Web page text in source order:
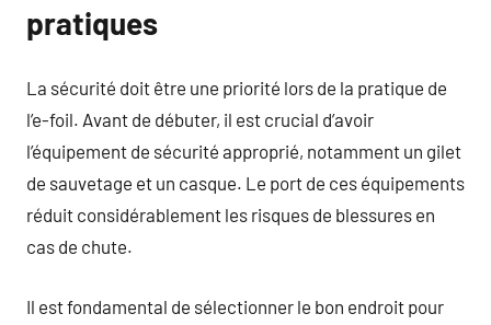
pratiques
La sécurité doit être une priorité lors de la pratique de
l’e-foil. Avant de débuter, il est crucial d’avoir
l’équipement de sécurité approprié, notamment un gilet
de sauvetage et un casque. Le port de ces équipements
réduit considérablement les risques de blessures en
cas de chute.
Il est fondamental de sélectionner le bon endroit pour